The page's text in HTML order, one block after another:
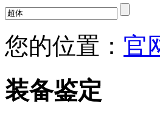
您的位置： 官
装备鉴定